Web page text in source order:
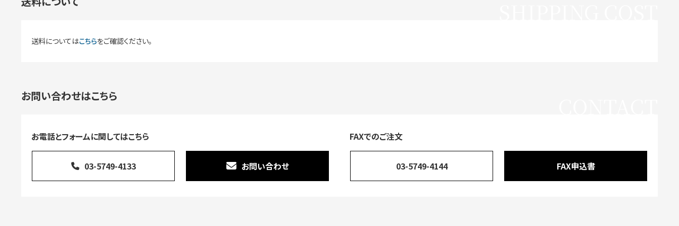
送料についてはこちらをご確認ください。
お問い合わせはこちら
お電話とフォームに関してはこちら
03-5749-4133 お問い合わせ
FAXでのご注文
03-5749-4144 FAX申込書